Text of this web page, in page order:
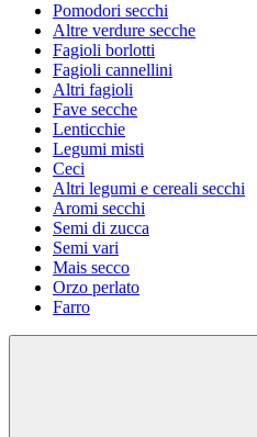
Pomodori secchi
Altre verdure secche
Fagioli borlotti
Fagioli cannellini
Altri fagioli
Fave secche
Lenticchie
Legumi misti
Ceci
Altri legumi e cereali secchi
Aromi secchi
Semi di zucca
Semi vari
Mais secco
Orzo perlato
Farro